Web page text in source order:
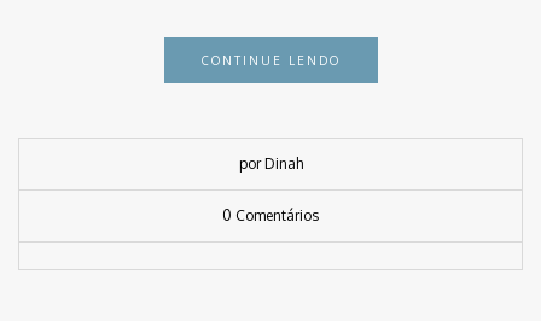
CONTINUE LENDO
por Dinah
0 Comentários